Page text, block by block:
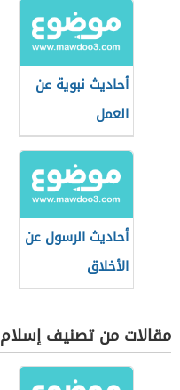
أحاديث نبوية عن
العمل
أحاديث الرسول عن
الأخلاق
مقالات من تصنيف إسلام